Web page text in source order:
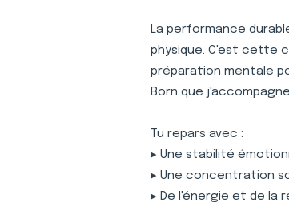
La performance
physique. C'est cette
préparation mentale
Born que
Tu repars avec :
▸ Une stabilité
▸ Une concentration
▸ De l'énergie et de la